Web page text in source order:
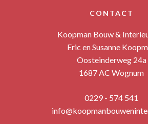
CONTACT
Koopman Bouw &
Eric en Susanne
Oosteinderweg 24a
1687 AC Wognum
0229 - 574 541